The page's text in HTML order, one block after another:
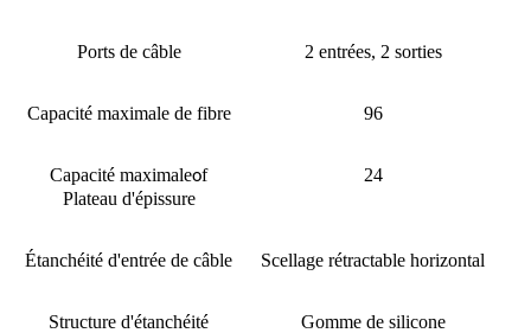
Ports de câble 2 entrées, 2 sorties
Capacité maximale de fibre 96
Capacité maximaleof
Plateau d'épissure
24
Étanchéité d'entrée de câble Scellage rétractable horizontal
Structure d'étanchéité Gomme de silicone